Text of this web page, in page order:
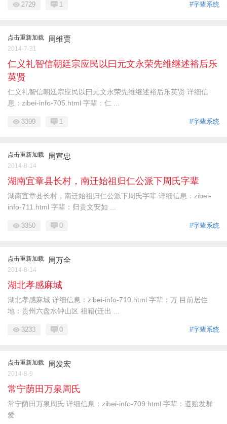
#字辈系统
2729 1
点击重新加载 周维贾
2014-7-31
仁义礼智信朝廷宗应民以曰元文永荣先维继述裕后乐
英贤
仁义礼智信朝廷宗应民以曰元文永荣先维继述裕后乐英贤 详细信
息：zibei-info-705.html 字辈：仁 ...
#字辈系统
3399 1
点击重新加载 周宣忠
2014-8-14
湖南宜章县长村，南迁始祖归仁公派下周氏字辈
湖南宜章县长村，南迁始祖归仁公派下周氏字辈 详细信息：zibei-
info-711.html 字辈：归贵文安如 ...
#字辈系统
3350 0
点击重新加载 周万全
2014-8-14
湖北孝感麻城
湖北孝感麻城 详细信息：zibei-info-710.html 字辈：万 目前居住
地：贵州六盘水钟山区 祖籍(迁出 ...
#字辈系统
3233 0
点击重新加载 周发宏
2014-8-9
常宁荫田万泉周氏
常宁荫田万泉周氏 详细信息：zibei-info-709.html 字辈：遵贻发群
爱